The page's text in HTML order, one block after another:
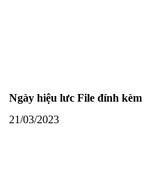
Ngày hiệu lưc File đính kèm
21/03/2023